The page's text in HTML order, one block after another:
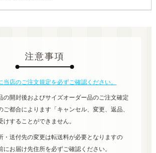
注意事項
当店のご注文規定を必ずご確認ください。
の開封後およびサイズオーダー品のご注文確定
ご都合によります「キャンセル、変更、返品、
けすることができません。
・送付先の変更は転送料が必要となりますの
にお届け先住所を必ずご確認ください。